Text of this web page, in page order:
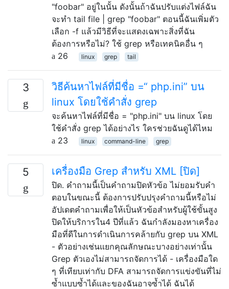
"foobar" อยู่ในนั้น ดังนั้นถ้าฉันปรับแต่งไฟล์ฉัน
จะทำ tail file | grep "foobar" ตอนนี้ฉันเพิ่มตัว
เลือก -f แล้วมีวิธีที่จะแสดงเฉพาะสิ่งที่ฉัน
ต้องการหรือไม่? ใช้ grep หรือเทคนิคอื่น ๆ
26
linux grep tail
3
วิธีค้นหาไฟล์ที่มีชื่อ =“ php.ini” บน
linux โดยใช้คำสั่ง grep
จะค้นหาไฟล์ที่มีชื่อ = "php.ini" บน linux โดย
ใช้คำสั่ง grep ได้อย่างไร ใครช่วยฉันดูได้ไหม
23
linux command-line grep
5 เครื่องมือ Grep สำหรับ XML [ปิด]
ปิด. คำถามนี้เป็นคำถามปิดหัวข้อ ไม่ยอมรับคำ
ตอบในขณะนี้ ต้องการปรับปรุงคำถามนี้หรือไม่
อัปเดตคำถามเพื่อให้เป็นหัวข้อสำหรับผู้ใช้ขั้นสูง
ปิดให้บริการใน4 ปีที่แล้ว ฉันกำลังมองหาเครื่อง
มือที่ดีในการดำเนินการคล้ายกับ grep บน XML
- ตัวอย่างเช่นแยกคุณลักษณะบางอย่างเท่านั้น
Grep ตัวเองไม่สามารถจัดการได้ - เครื่องมือใด
ๆ ที่เทียบเท่ากับ DFA สามารถจัดการแข่งขันที่ไม่
ซ้ำแบบซ้ำได้และของฉันอาจซ้ำได้ ฉันได้